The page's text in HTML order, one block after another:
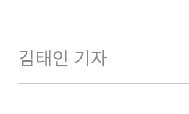
김태인 기자